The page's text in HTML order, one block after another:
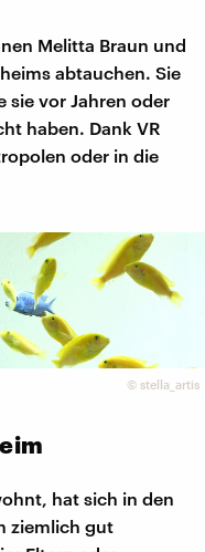
Melitta Braun und
abtauchen. Sie
sie vor Jahren oder
haben. Dank VR
oder in die
© stella_artis
hat sich in den
ziemlich gut